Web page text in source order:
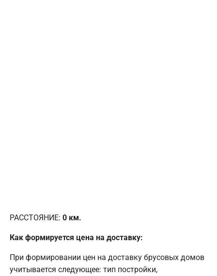
РАССТОЯНИЕ: 0 км.
Как формируется цена на доставку:
При формировании цен на доставку брусовых домов
учитывается следующее: тип постройки,